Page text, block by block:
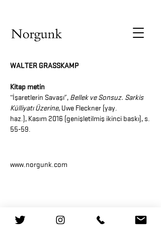
WALTER GRASSKAMP
Kitap metin
“İşaretlerin Savaşı”, Bellek ve Sonsuz. Sarkis
Külliyatı Üzerine, Uwe Fleckner (yay.
haz.), Kasım 2016 (genişletilmiş ikinci baskı), s.
55-59. ​
www.norgunk.com